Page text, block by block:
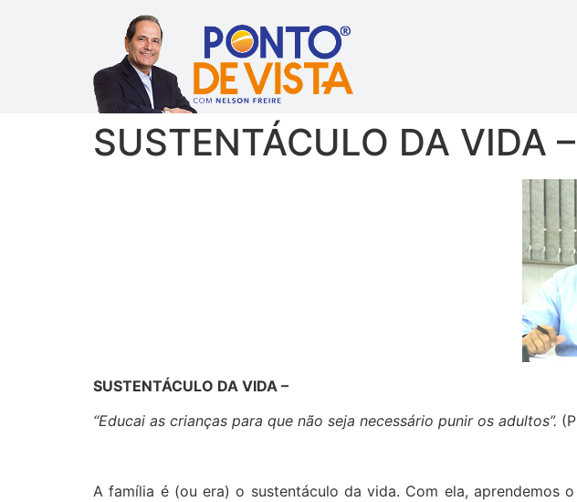
SUSTENTÁCULO DA VIDA
SUSTENTÁCULO DA VIDA –
“Educai as crianças para que não seja necessário punir os adultos”.
A família é (ou era) o sustentáculo da vida. Com ela, aprendemos